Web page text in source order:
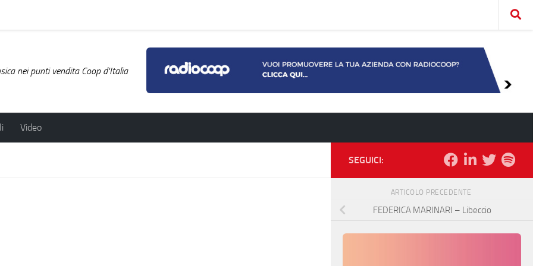
nei punti vendita Coop d'Italia
Video
SEGUICI:
ARTICOLO PRECEDENTE
FEDERICA MARINARI – Libeccio